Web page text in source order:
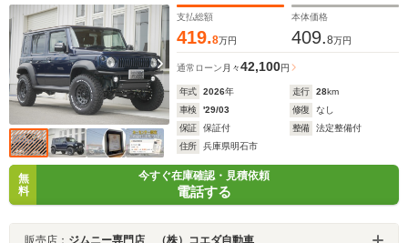
支払総額
419.8万円
本体価格
409.8万円
通常ローン 月々42,100円
年式 2026年 走行 28km
車検
'29/03 修復
なし
保証
保証付 整備
法定整備付
住所
兵庫県明石市
無
料
今すぐ在庫確認・見積依頼
電話する
販売店： ジムニー専門店 （株）コエダ自動車